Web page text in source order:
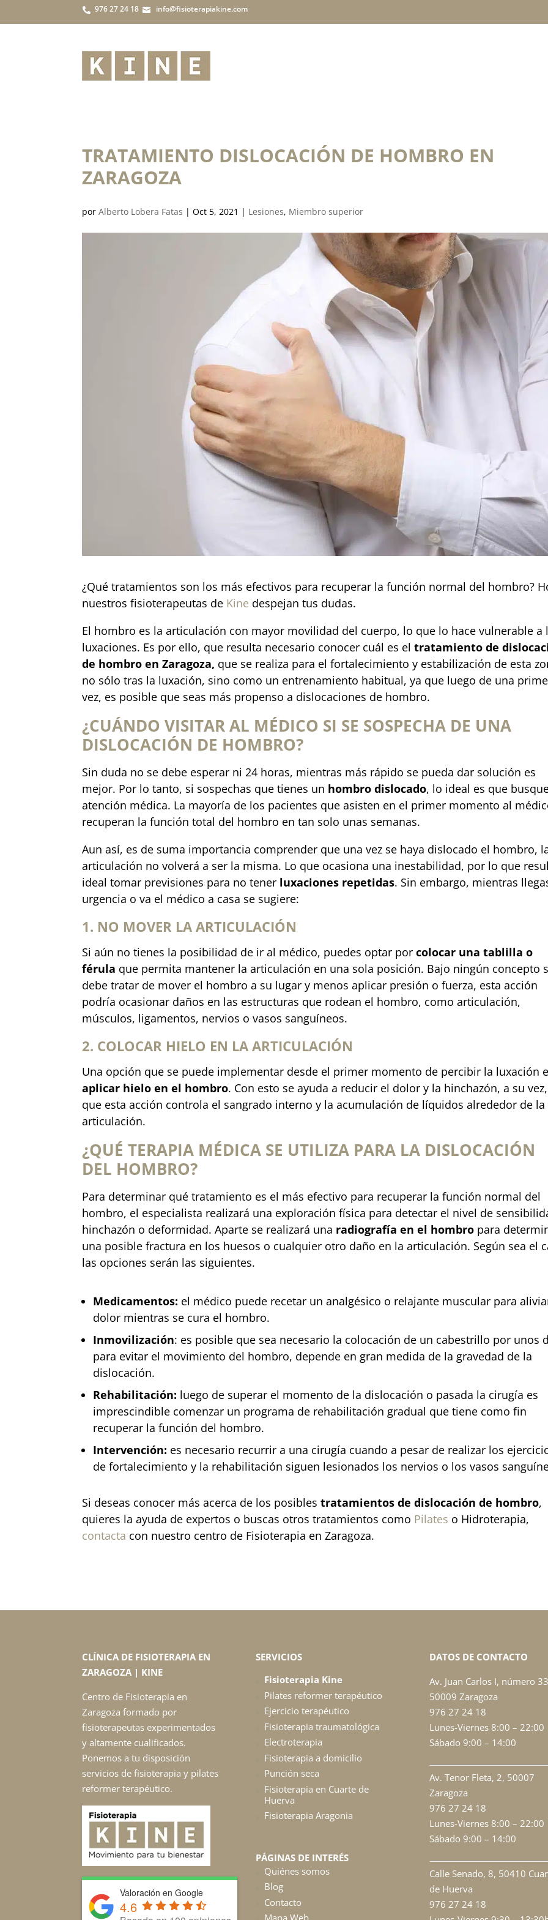
 976 27 24 18  info@fisioterapiakine.com
TRATAMIENTO DISLOCACIÓN DE HOMBRO EN
ZARAGOZA
porAlberto Lobera Fatas |Oct 5, 2021 | Lesiones, Miembro superior
¿Qué tratamientos son los más efectivos para recuperar la función normal del hombro?
nuestros fisioterapeutas de Kine despejan tus dudas.
El hombro es la articulación con mayor movilidad del cuerpo, lo que lo hace vulnerable a
luxaciones. Es por ello, que resulta necesario conocer cuál es eltratamiento de
de hombro en Zaragoza, que se realiza para el fortalecimiento y estabilización de esta
no sólo tras la luxación, sino como un entrenamiento habitual, ya que luego de una
vez, es posible que seas más propenso a dislocaciones de hombro.
¿CUÁNDO VISITAR AL MÉDICO SI SE SOSPECHA DE UNA
DISLOCACIÓN DE HOMBRO?
Sin duda no se debe esperar ni 24 horas, mientras más rápido se pueda dar solución es
mejor. Por lo tanto, si sospechas que tienes un hombro dislocado, lo ideal es que
atención médica. La mayoría de los pacientes que asisten en el primer momento al
recuperan la función total del hombro en tan solo unas semanas.
Aun así, es de suma importancia comprender que una vez se haya dislocado el hombro,
articulación no volverá a ser la misma. Lo que ocasiona una inestabilidad, por lo que
ideal tomar previsiones para no tener luxaciones repetidas. Sin embargo, mientras
urgencia o va el médico a casa se sugiere:
1. NO MOVER LA ARTICULACIÓN
Si aún no tienes la posibilidad de ir al médico, puedes optar porcolocar una tablilla o
férula que permita mantener la articulación en una sola posición. Bajo ningún concepto
debe tratar de mover el hombro a su lugar y menos aplicar presión o fuerza, esta acción
podría ocasionar daños en las estructuras que rodean el hombro, como articulación,
músculos, ligamentos, nervios o vasos sanguíneos.
2. COLOCAR HIELO EN LA ARTICULACIÓN
Una opción que se puede implementar desde el primer momento de percibir la luxación
aplicar hielo en el hombro. Con esto se ayuda a reducir el dolor y la hinchazón, a su vez,
que esta acción controla el sangrado interno y la acumulación de líquidos alrededor de la
articulación.
¿QUÉ TERAPIA MÉDICA SE UTILIZA PARA LA DISLOCACIÓN
DEL HOMBRO?
Para determinar qué tratamiento es el más efectivo para recuperar la función normal del
hombro, el especialista realizará una exploración física para detectar el nivel de
hinchazón o deformidad. Aparte se realizará una radiografía en el hombro para
una posible fractura en los huesos o cualquier otro daño en la articulación. Según sea el
las opciones serán las siguientes.
Medicamentos: el médico puede recetar un analgésico o relajante muscular para
dolor mientras se cura el hombro.
Inmovilización: es posible que sea necesario la colocación de un cabestrillo por unos
para evitar el movimiento del hombro, depende en gran medida de la gravedad de la
dislocación.
Rehabilitación: luego de superar el momento de la dislocación o pasada la cirugía es
imprescindible comenzar un programa de rehabilitación gradual que tiene como fin
recuperar la función del hombro.
Intervención: es necesario recurrir a una cirugía cuando a pesar de realizar los
de fortalecimiento y la rehabilitación siguen lesionados los nervios o los vasos
Si deseas conocer más acerca de los posiblestratamientos de dislocación de hombro,
quieres la ayuda de expertos o buscas otros tratamientos como Pilates o Hidroterapia,
contacta con nuestro centro de Fisioterapia en Zaragoza.
CLÍNICA DE FISIOTERAPIA EN
ZARAGOZA | KINE
Centro de Fisioterapia en
Zaragoza formado por
fisioterapeutas experimentados
y altamente cualificados.
Ponemos a tu disposición
servicios de fisioterapia y pilates
reformer terapéutico.
Valoración en Google
4.6
SERVICIOS
Fisioterapia Kine
Pilates reformer terapéutico
Ejercicio terapéutico
Fisioterapia traumatológica
Electroterapia
Fisioterapia a domicilio
Punción seca
Fisioterapia en Cuarte de
Huerva
Fisioterapia Aragonia
PÁGINAS DE INTERÉS
Quiénes somos
Blog
Contacto
DATOS DE CONTACTO
Av. Juan Carlos I, número
50009 Zaragoza
976 27 24 18
Lunes-Viernes 8:00 – 22:00
Sábado 9:00 – 14:00
Av. Tenor Fleta, 2, 50007
Zaragoza
976 27 24 18
Lunes-Viernes 8:00 – 22:00
Sábado 9:00 – 14:00
Calle Senado, 8, 50410
de Huerva
976 27 24 18